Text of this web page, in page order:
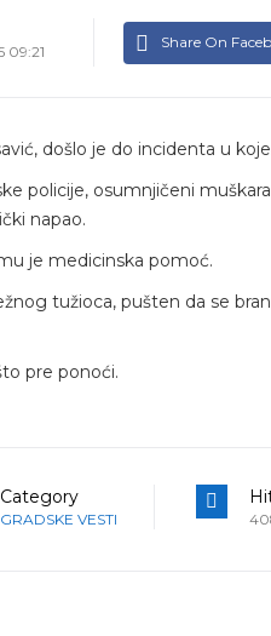
09:21
Share On
došlo je do incidenta u
policije, osumnjičeni
napao.
je medicinska pomoć.
tužioca, pušten da se
pre ponoći.
Category
GRADSKE VESTI